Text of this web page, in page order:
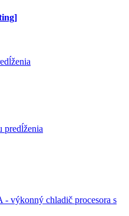
predĺženia